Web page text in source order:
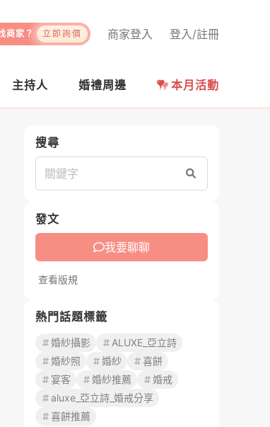
登入/註冊
商家登入
商家？ 立即詢價
主持人 婚禮周邊 本月活動
搜尋
搜尋
發文
我要聊聊
查看版規
熱門話題標籤
婚紗攝影
ALUXE_亞立詩
婚紗照
婚紗
喜餅
宴客
婚紗推薦
婚戒
aluxe_亞立詩_婚戒分享
喜餅推薦